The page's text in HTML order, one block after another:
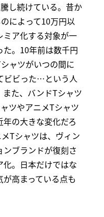
し続けている。昔か
によって10万円以
ア化する対象が一
。10年前は数千円
ャツがいつの間に
ビビった…という人
た、バンドTシャツ
ツやアニメTシャツ
の大きな変化だろ
Tシャツは、ヴィン
ブランドが復刻さ
。日本だけではな
高まっている点も